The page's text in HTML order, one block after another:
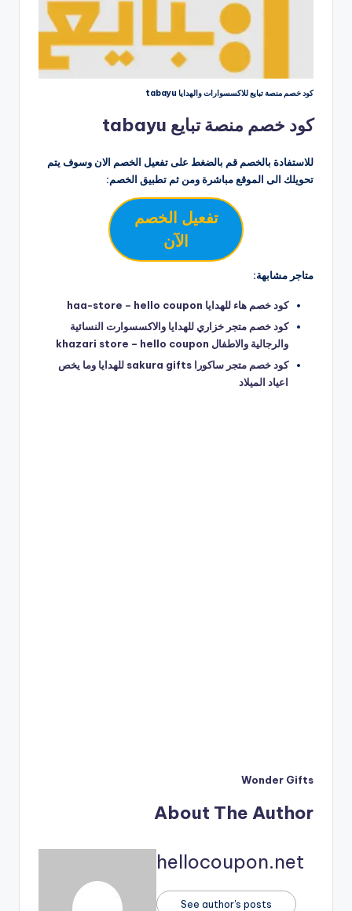
كود خصم منصة تبايع للاكسسوارات والهدايا tabayu
كود خصم منصة تبايع tabayu
للاستفادة بالخصم قم بالضغط على تفعيل الخصم الان وسوف يتم
تحويلك الى الموقع مباشرة ومن ثم تطبيق الخصم:
تفعيل الخصم
الآن
متاجر مشابهة:
كود خصم هاء للهدايا haa-store – hello coupon
كود خصم متجر خزاري للهدايا والاكسسوارت النسائية
والرجالية والاطفال khazari store – hello coupon
كود خصم متجر ساكورا sakura gifts للهدايا وما يخص
اعياد الميلاد
Wonder Gifts
About The Author
hellocoupon.net
See author's posts